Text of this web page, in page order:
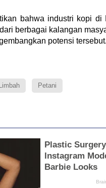
bahwa industri kopi
berbagai kalangan
potensi
Limbah Petani